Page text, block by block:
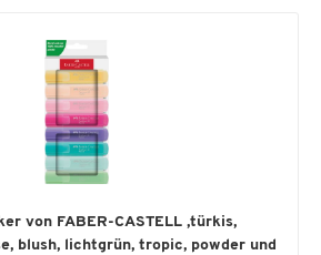
von FABER-CASTELL ,türkis,
blush, lichtgrün, tropic, powder und